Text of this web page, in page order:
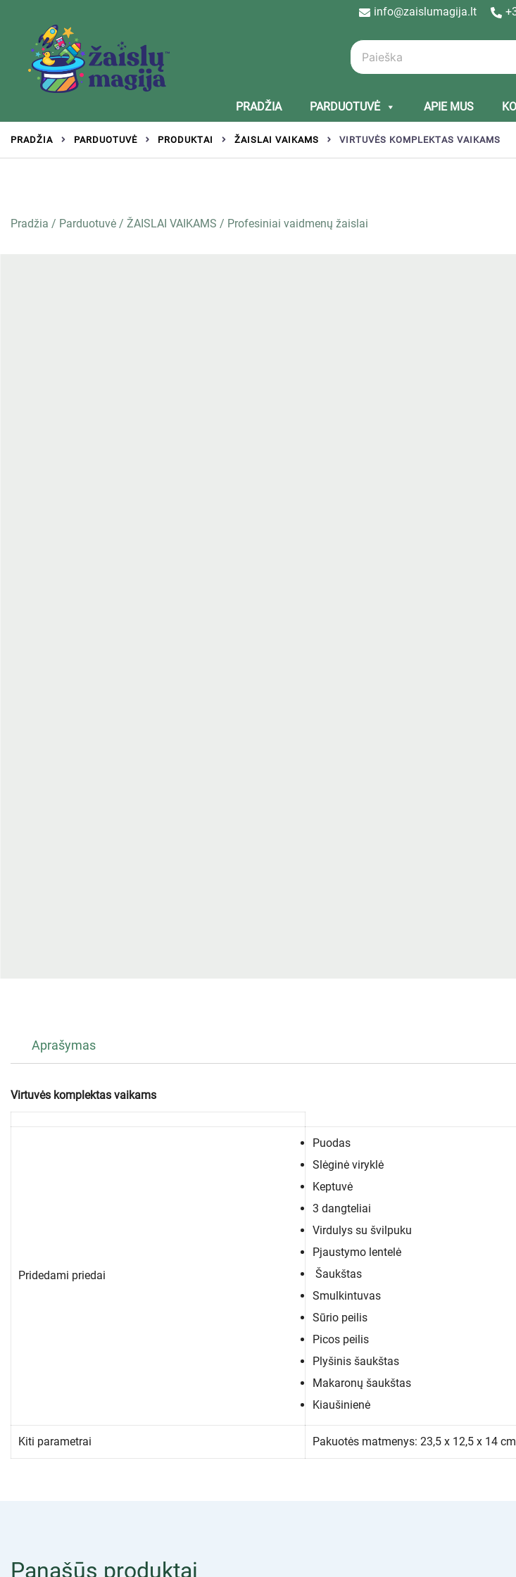
info@zaislumagija.lt
Zaislumagija.lt – žaislų parduotuvė vaikams
Žaislai tinkantys įvairaus amžiaus vaikamsPRADŽIA PARDUOTUVĖ APIE MUS
PRADŽIA PARDUOTUVĖ PRODUKTAI ŽAISLAI VAIKAMS VIRTUVĖS KOMPLEKTAS VAIKAMS
Pradžia / Parduotuvė / ŽAISLAI VAIKAMS / Profesiniai vaidmenų žaislai
Aprašymas
Virtuvės komplektas vaikams
Pridedami priedai
Puodas
Slėginė viryklė
Keptuvė
3 dangteliai
Virdulys su švilpuku
Pjaustymo lentelė
Šaukštas
Smulkintuvas
Sūrio peilis
Picos peilis
Plyšinis šaukštas
Makaronų šaukštas
Kiaušinienė
Kiti parametrai Pakuotės matmenys: 23,5 x 12,5 x 14 cm
Panašūs produktai